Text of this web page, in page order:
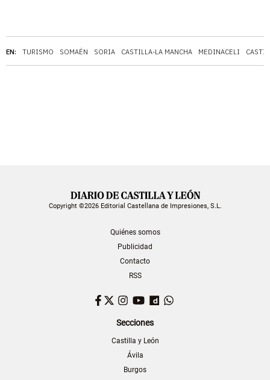
EN: TURISMO SOMAÉN SORIA CASTILLA-LA MANCHA MEDINACELI
Copyright ©2026 Editorial Castellana de Impresiones, S.L.
Quiénes somos
Publicidad
Contacto
RSS
Facebook
TwitterInstagram
YouTubeDailymotion
Secciones
Castilla y León
Ávila
Burgos